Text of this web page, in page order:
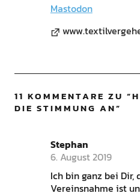
Mastodon
11 KOMMENTARE ZU “
DIE STIMMUNG AN”
Stephan
6. August 2019
Ich bin ganz bei
Vereinsnahme ist